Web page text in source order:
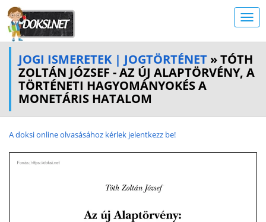
JOGI ISMERETEK | JOGTÖRTÉNET » TÓTH
ZOLTÁN JÓZSEF - AZ ÚJ ALAPTÖRVÉNY, A
TÖRTÉNETI HAGYOMÁNYOKÉS A
MONETÁRIS HATALOM
A doksi online olvasásához kérlek jelentkezz be!